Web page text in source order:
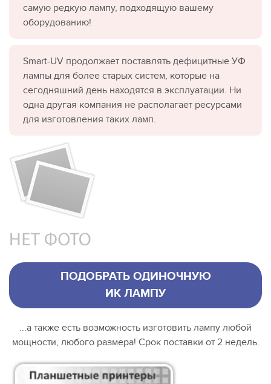
самую редкую лампу, подходящую вашему
оборудованию!
Smart-UV продолжает поставлять дефицитные УФ
лампы для более старых систем, которые на
сегодняшний день находятся в эксплуатации. Ни
одна другая компания не располагает ресурсами
для изготовления таких ламп.
ПОДОБРАТЬ ОДИНОЧНУЮ
ИК ЛАМПУ
...а также есть возможность изготовить лампу любой
мощности, любого размера! Срок поставки от 2 недель.